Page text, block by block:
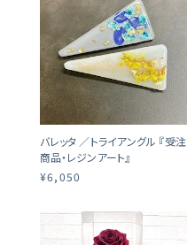
バレッタ ／トライアングル 『受注
商品・レジンアート』
¥6,050